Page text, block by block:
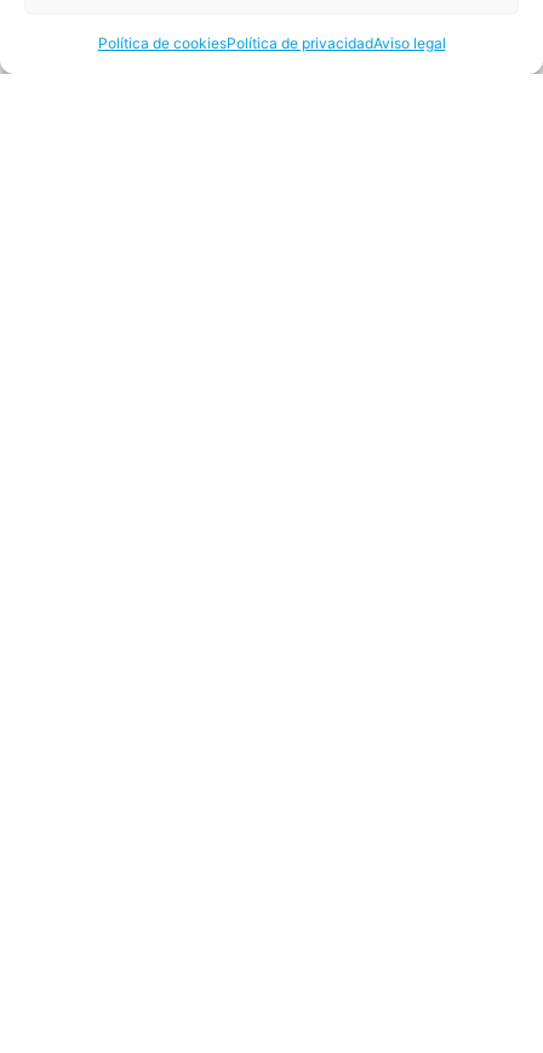
Política de cookiesPolítica de privacidadAviso legal